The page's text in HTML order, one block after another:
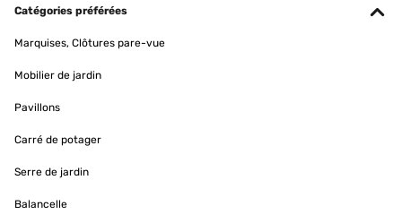
bauen ist sehr Einfach. Viele Schrauben. Es hätte etwas breiter
Amazon-Benutzer
Catégories préférées
Marquises, Clôtures pare-vue
Mobilier de jardin
Pavillons
Carré de potager
Serre de jardin
Balancelle